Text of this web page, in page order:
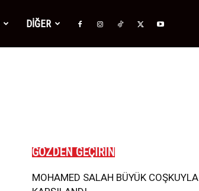
DİĞER
GÖZDEN GEÇİRİN
MOHAMED SALAH BÜYÜK COŞKUYLA